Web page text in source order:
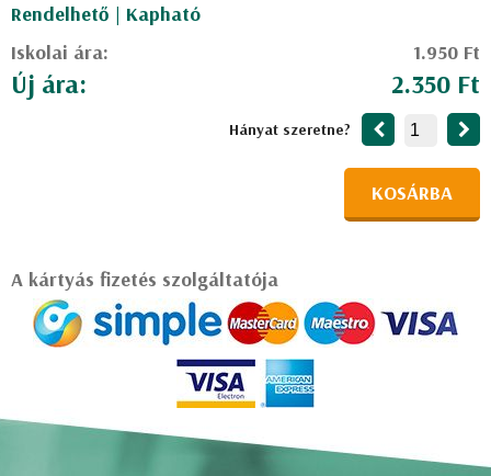
Rendelhető | Kapható
Iskolai ára:
1.950 Ft
Új ára: 2.350 Ft
Hányat szeretne?
KOSÁRBA
A kártyás fizetés szolgáltatója